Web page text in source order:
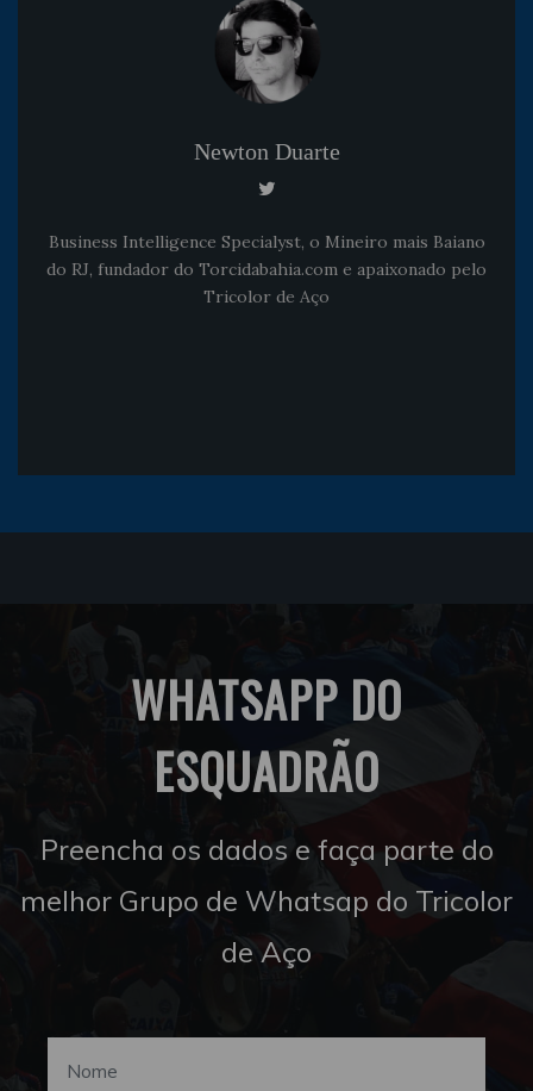
Newton Duarte
Business Intelligence Specialyst, o Mineiro mais Baiano
do RJ, fundador do Torcidabahia.com e apaixonado pelo
Tricolor de Aço
WHATSAPP DO
ESQUADRÃO
Preencha os dados e faça parte do
melhor Grupo de Whatsap do Tricolor
de Aço